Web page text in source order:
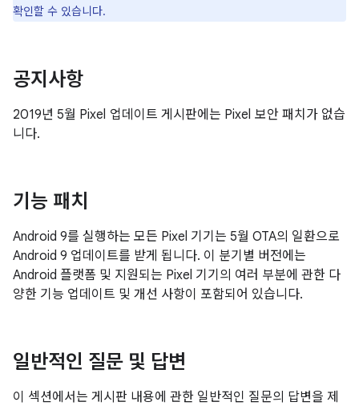
확인할 수 있습니다.
공지사항
2019년 5월 Pixel 업데이트 게시판에는 Pixel 보안 패치가 없습
니다.
기능 패치
Android 9를 실행하는 모든 Pixel 기기는 5월 OTA의 일환으로
Android 9 업데이트를 받게 됩니다. 이 분기별 버전에는
Android 플랫폼 및 지원되는 Pixel 기기의 여러 부분에 관한 다
양한 기능 업데이트 및 개선 사항이 포함되어 있습니다.
일반적인 질문 및 답변
이 섹션에서는 게시판 내용에 관한 일반적인 질문의 답변을 제